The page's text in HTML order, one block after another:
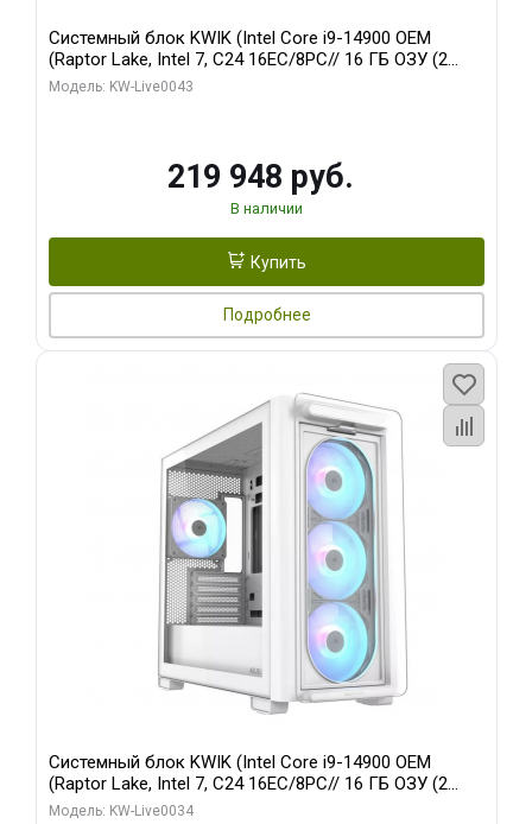
Системный блок KWIK (Intel Core i9-14900 OEM
(Raptor Lake, Intel 7, C24 16EC/8PC// 16 ГБ ОЗУ (2
модуля)/ Palit RTX5070Ti GAMINGPRO-S OC 16GB
Модель: KW-Live0043
219 948 руб.
В наличии
Купить
Подробнее
Системный блок KWIK (Intel Core i9-14900 OEM
(Raptor Lake, Intel 7, C24 16EC/8PC// 16 ГБ ОЗУ (2
модуля)/ MSI RTX5060Ti VENTUS 2X PLUS 16GB
Модель: KW-Live0034